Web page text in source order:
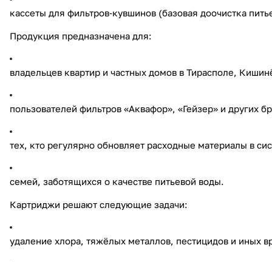
кассеты для фильтров‑кувшинов (базовая доочистка
Продукция предназначена для:
владельцев квартир и частных домов в Тирасполе,
пользователей фильтров «Аквафор», «Гейзер» и других
тех, кто регулярно обновляет расходные материалы в
семей, заботящихся о качестве питьевой воды.
Картриджи решают следующие задачи:
удаление хлора, тяжёлых металлов, пестицидов и иных